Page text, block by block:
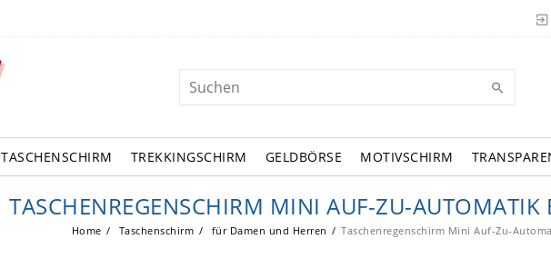
TASCHENSCHIRM TREKKINGSCHIRM GELDBÖRSE MOTIVSCHIRM
TASCHENREGENSCHIRM MINI AUF-ZU-AUTOMATIK
Home Taschenschirm für Damen und Herren Taschenregenschirm Mini Auf-Zu-